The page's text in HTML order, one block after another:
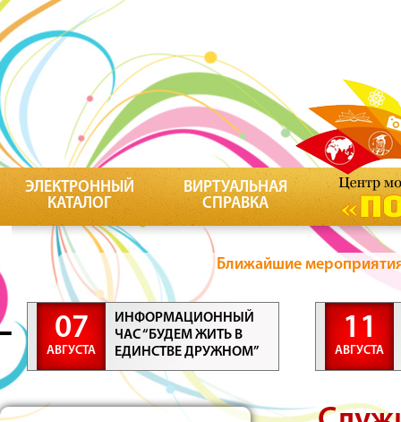
ЭЛЕКТРОННЫЙ
КАТАЛОГ
ВИРТУАЛЬНАЯ
СПРАВКА
Ближайшие
07
АВГУСТА
ИНФОРМАЦИОННЫЙ
ЧАС “БУДЕМ ЖИТЬ В
ЕДИНСТВЕ ДРУЖНОМ”
11
АВГУСТА